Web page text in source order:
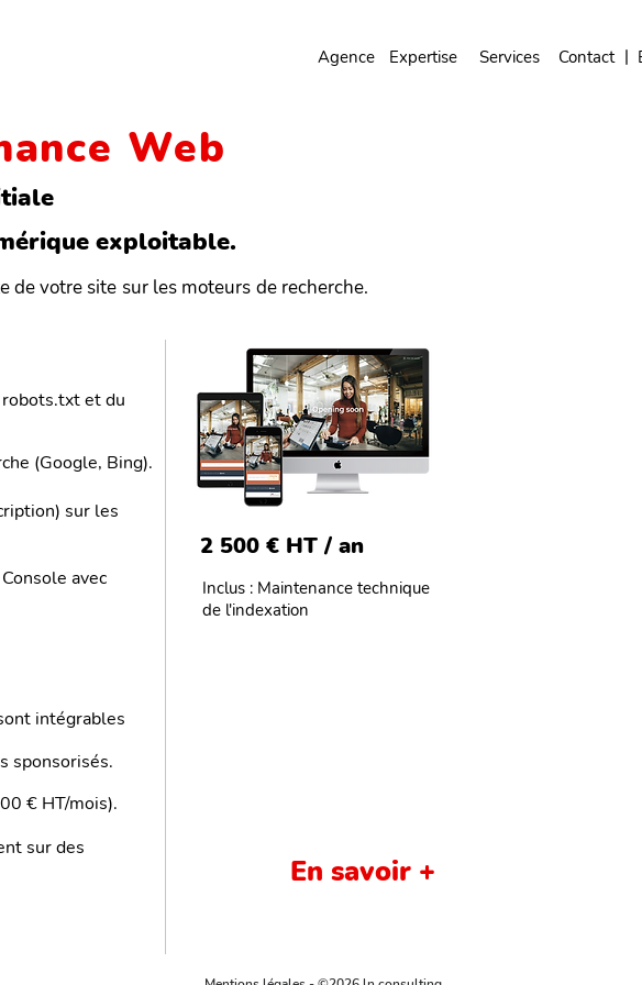
Agence Expertise Services Contact |
Web
exploitable.
votre site sur les moteurs de recherche.
et du
(Google, Bing).
sur les
avec
2 500 € HT / an
Inclus : Maintenance technique
de l'indexation
intégrables
sponsorisés.
€ HT/mois).
sur des
En savoir +